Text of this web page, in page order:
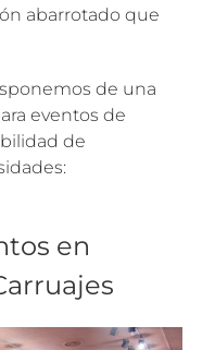
abarrotado que
de una
eventos de
de
en